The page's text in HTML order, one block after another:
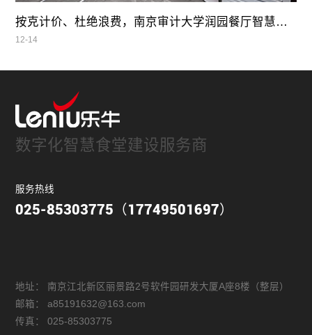
按克计价、杜绝浪费，南京审计大学润园餐厅智慧自助餐
12-14
数字化智慧食堂建设服务商
服务热线
025-85303775（17749501697）
地址：
南京江北新区丽景路2号软件园研发大厦A座8楼（整层）
邮箱：
a85191632@163.com
传真：
025-85303775